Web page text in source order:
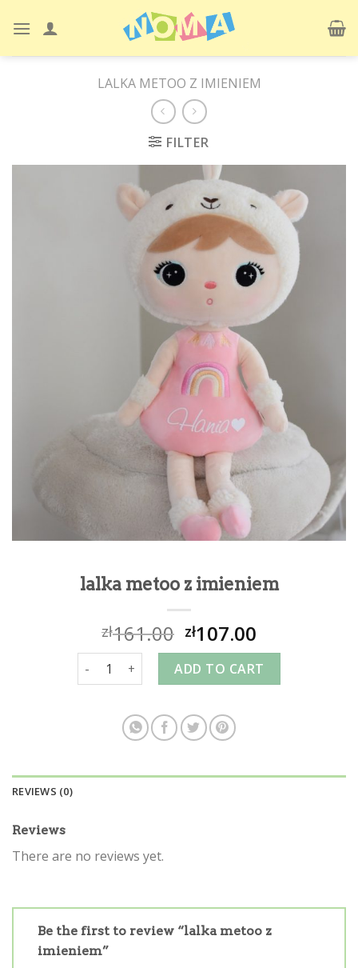
LALKA METOO Z IMIENIEM
FILTER
lalka metoo z imieniem
zł161.00 zł107.00
lalka metoo z imieniem quantity
ADD TO CART
REVIEWS (0)
Reviews
There are no reviews yet.
Be the first to review “lalka metoo z
imieniem”